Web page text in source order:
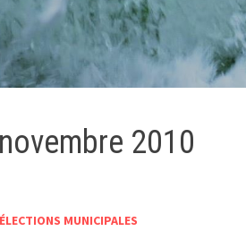
2010
ÉLECTIONS MUNICIPALES